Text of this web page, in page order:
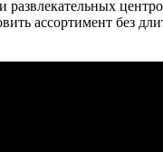
развлекательных
ассортимент без